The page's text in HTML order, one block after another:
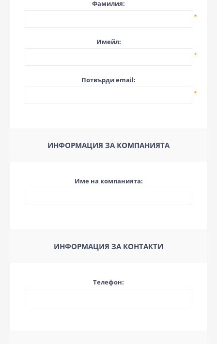
Фамилия:
*
Имейл:
*
Потвърди email:
*
ИНФОРМАЦИЯ ЗА КОМПАНИЯТА
Име на компанията:
ИНФОРМАЦИЯ ЗА КОНТАКТИ
Телефон: